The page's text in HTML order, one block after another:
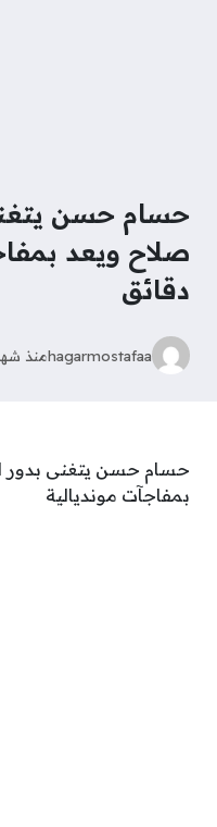
حسام حسن
دقائق
hagarmostafaaمنذ
حسام حسن يتغنى بدور
بمفاجآت مونديالية